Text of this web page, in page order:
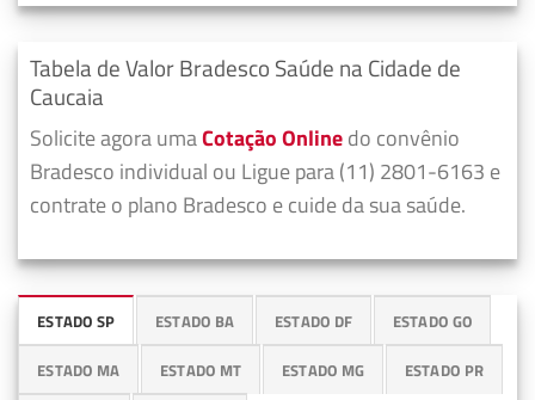
Tabela de Valor Bradesco Saúde na Cidade de
Caucaia
Solicite agora umaCotação Onlinedo convênio
Bradesco individual ou Ligue para (11) 2801-6163 e
contrate o plano Bradesco e cuide da sua saúde.
ESTADO SP ESTADO BA ESTADO DF ESTADO GO
ESTADO MA ESTADO MT ESTADO MG ESTADO PR